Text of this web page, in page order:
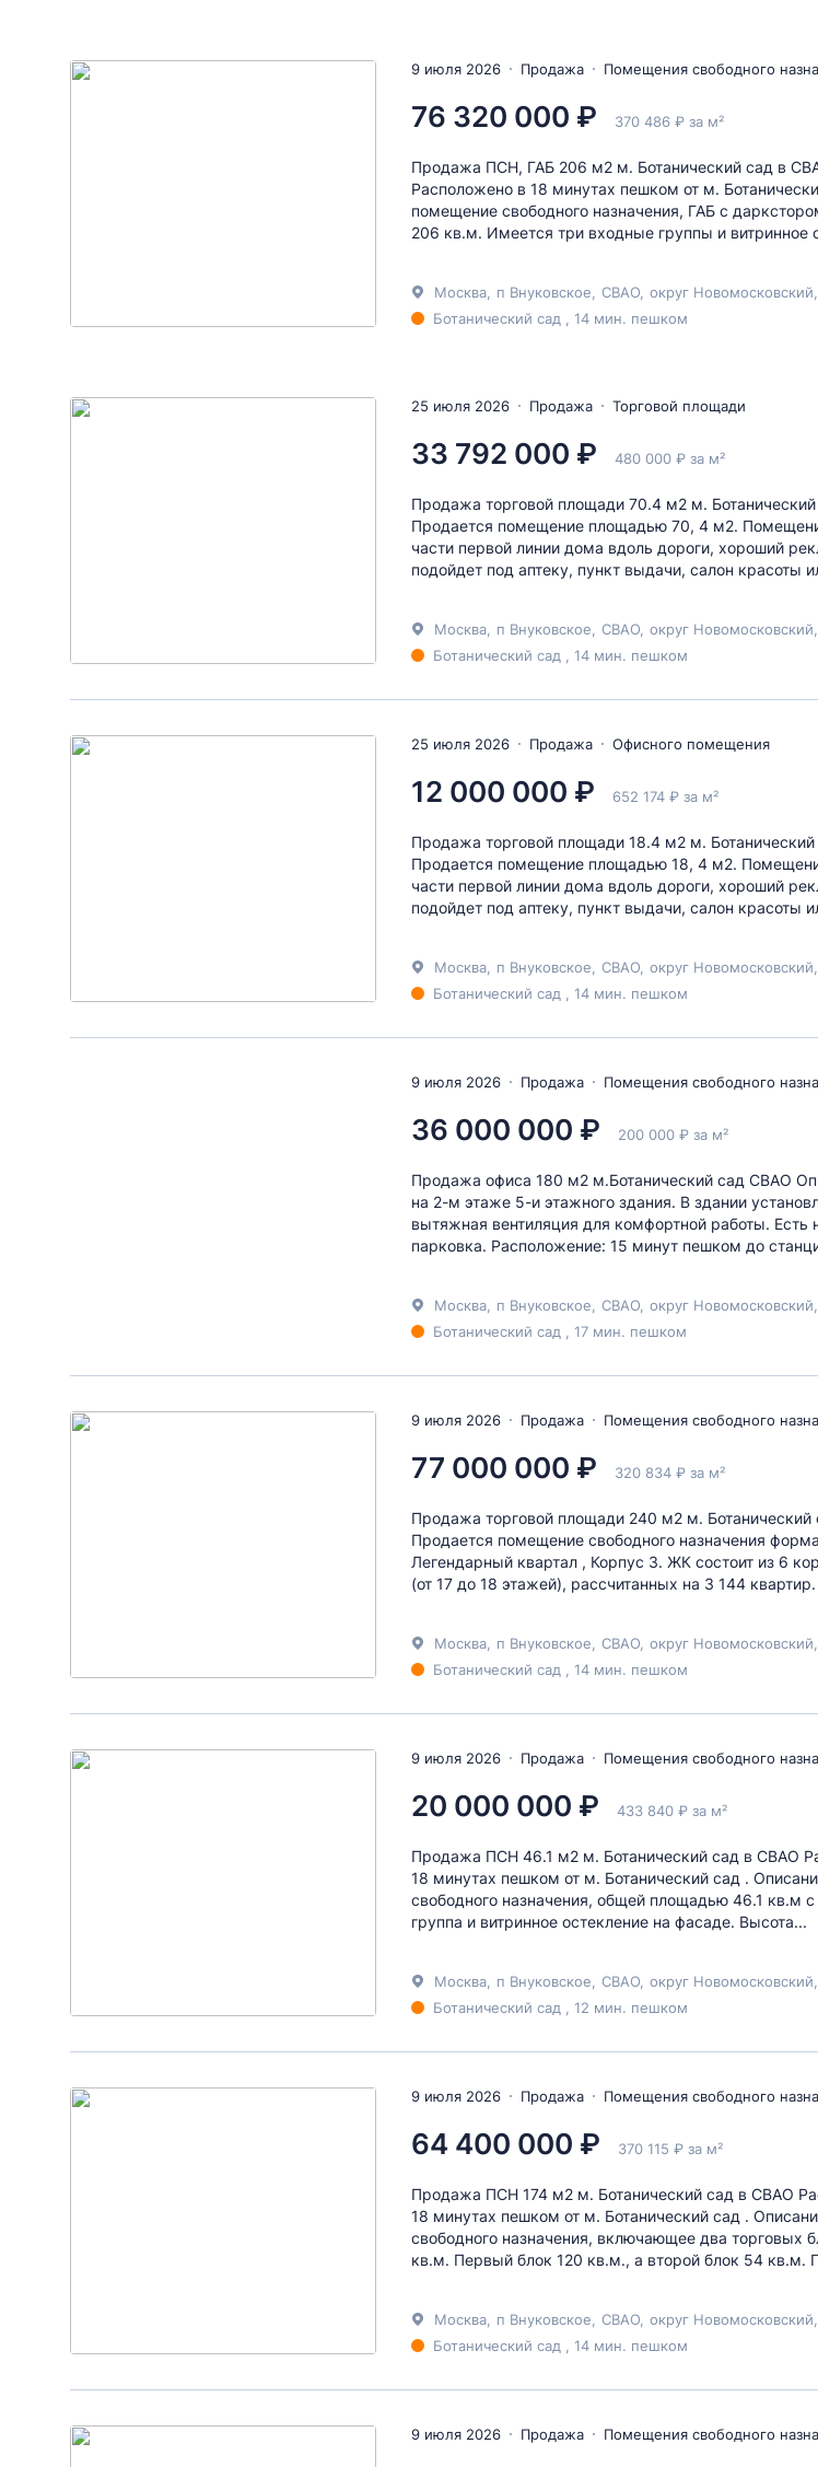
9 июля 2026 Продажа Помещения свободного
76 320 000 ₽ 370 486 ₽ за м²
Продажа ПСН, ГАБ 206 м2 м. Ботанический сад в
Расположено в 18 минутах пешком от м.
помещение свободного назначения, ГАБ с
206 кв.м. Имеется три входные группы и витринное
Москва п Внуковское СВАО округ Новомосковский
Ботанический сад , 14 мин. пешком
25 июля 2026 Продажа Торговой площади
33 792 000 ₽ 480 000 ₽ за м²
Продажа торговой площади 70.4 м2 м.
Продается помещение площадью 70, 4 м2.
части первой линии дома вдоль дороги, хороший
подойдет под аптеку, пункт выдачи, салон красоты
Москва п Внуковское СВАО округ Новомосковский
Ботанический сад , 14 мин. пешком
25 июля 2026 Продажа Офисного помещения
12 000 000 ₽ 652 174 ₽ за м²
Продажа торговой площади 18.4 м2 м.
Продается помещение площадью 18, 4 м2.
части первой линии дома вдоль дороги, хороший
подойдет под аптеку, пункт выдачи, салон красоты
Москва п Внуковское СВАО округ Новомосковский
Ботанический сад , 14 мин. пешком
9 июля 2026 Продажа Помещения свободного
36 000 000 ₽ 200 000 ₽ за м²
Продажа офиса 180 м2 м.Ботанический сад СВАО
на 2-м этаже 5-и этажного здания. В здании
вытяжная вентиляция для комфортной работы. Есть
парковка. Расположение: 15 минут пешком до
Москва п Внуковское СВАО округ Новомосковский
Ботанический сад , 17 мин. пешком
9 июля 2026 Продажа Помещения свободного
77 000 000 ₽ 320 834 ₽ за м²
Продажа торговой площади 240 м2 м.
Продается помещение свободного назначения
Легендарный квартал , Корпус 3. ЖК состоит из 6
(от 17 до 18 этажей), рассчитанных на 3 144
Москва п Внуковское СВАО округ Новомосковский
Ботанический сад , 14 мин. пешком
9 июля 2026 Продажа Помещения свободного
20 000 000 ₽ 433 840 ₽ за м²
Продажа ПСН 46.1 м2 м. Ботанический сад в СВАО
18 минутах пешком от м. Ботанический сад .
свободного назначения, общей площадью 46.1 кв.м
группа и витринное остекление на фасаде. Высота...
Москва п Внуковское СВАО округ Новомосковский
Ботанический сад , 12 мин. пешком
9 июля 2026 Продажа Помещения свободного
64 400 000 ₽ 370 115 ₽ за м²
Продажа ПСН 174 м2 м. Ботанический сад в СВАО
18 минутах пешком от м. Ботанический сад .
свободного назначения, включающее два торговых
кв.м. Первый блок 120 кв.м., а второй блок 54 кв.м.
Москва п Внуковское СВАО округ Новомосковский
Ботанический сад , 14 мин. пешком
9 июля 2026 Продажа Помещения свободного